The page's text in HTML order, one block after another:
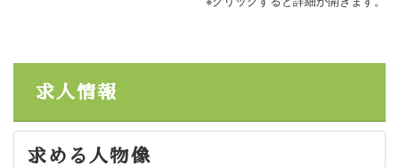
求人情報
求める人物像